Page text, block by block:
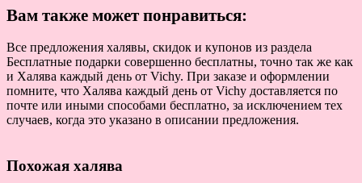
Вам также может понравиться:
Все предложения халявы, скидок и купонов из раздела
Бесплатные подарки совершенно бесплатны, точно так же как
и Халява каждый день от Vichy. При заказе и оформлении
помните, что Халява каждый день от Vichy доставляется по
почте или иными способами бесплатно, за исключением тех
случаев, когда это указано в описании предложения.
Похожая халява